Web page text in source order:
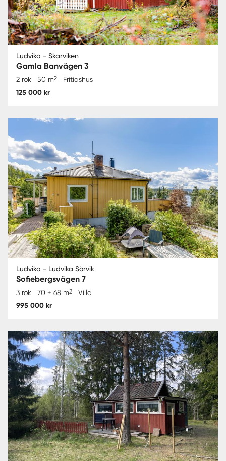
Ludvika - Skarviken
Gamla Banvägen 3
2 rok 50 m2 Fritidshus
125 000 kr
Ludvika - Ludvika Sörvik
Sofiebergsvägen 7
3 rok 70 + 68 m2 Villa
995 000 kr